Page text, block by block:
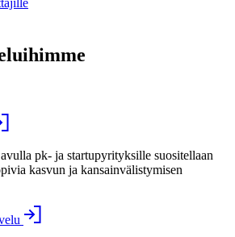
pk- ja startupyrityksille suositellaan
kasvun ja kansainvälistymisen